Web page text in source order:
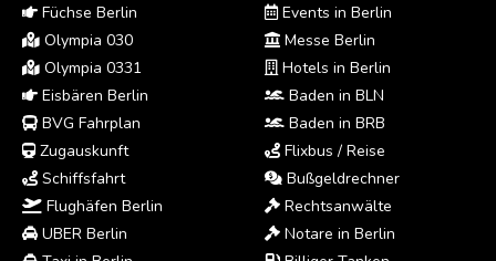
Füchse Berlin
Olympia 030
Olympia 0331
Eisbären Berlin
BVG Fahrplan
Zugauskunft
Schiffsfahrt
Flughäfen Berlin
UBER Berlin
Events in Berlin
Messe Berlin
Hotels in Berlin
Baden in BLN
Baden in BRB
Flixbus / Reise
Bußgeldrechner
Rechtsanwälte
Notare in Berlin